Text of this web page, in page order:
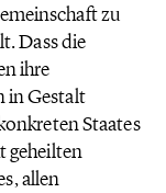
zu
Dass die
ihre
in Gestalt
Staates
geheilten
allen